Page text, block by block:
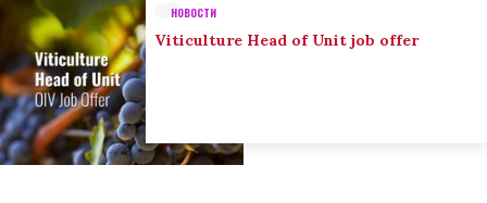
НОВОСТИ
Viticulture Head of Unit job offer